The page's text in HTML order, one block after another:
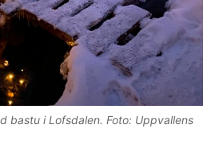
bastu i Lofsdalen. Foto: Uppvallens